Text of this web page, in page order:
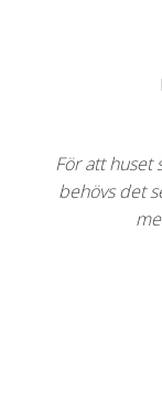
För att huset
behövs det